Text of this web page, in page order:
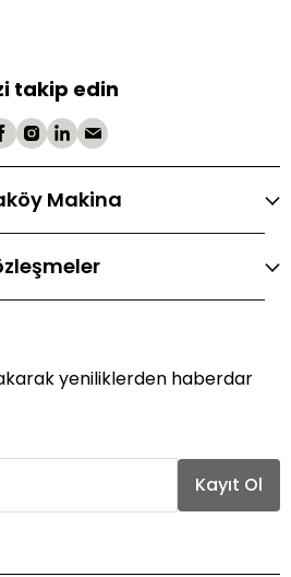
takip edin
Makina
yeniliklerden haberdar
Kayıt Ol